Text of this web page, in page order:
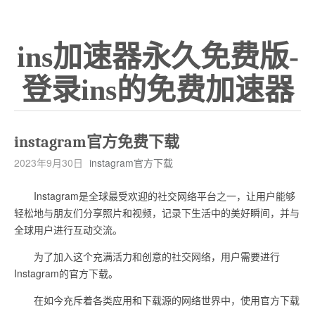
ins加速器永久免费版-
登录ins的免费加速器
instagram官方免费下载
2023年9月30日 instagram官方下载
Instagram是全球最受欢迎的社交网络平台之一，让用户能够
轻松地与朋友们分享照片和视频，记录下生活中的美好瞬间，并与
全球用户进行互动交流。
为了加入这个充满活力和创意的社交网络，用户需要进行
Instagram的官方下载。
在如今充斥着各类应用和下载源的网络世界中，使用官方下载